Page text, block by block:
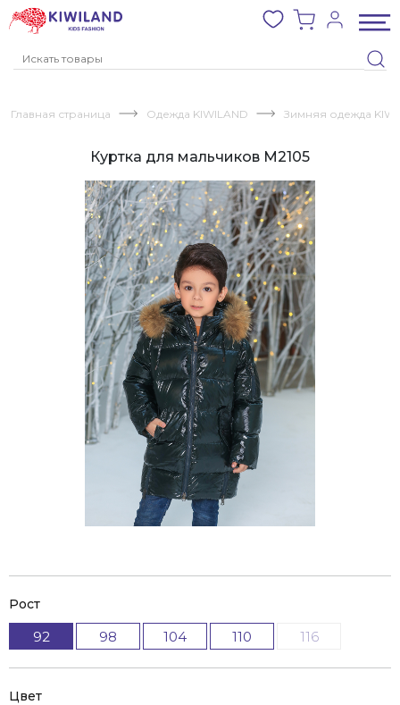
Главная страница Одежда KIWILAND Зимняя одежда
Куртка для мальчиков M2105
Рост
92 98 104 110 116
Цвет